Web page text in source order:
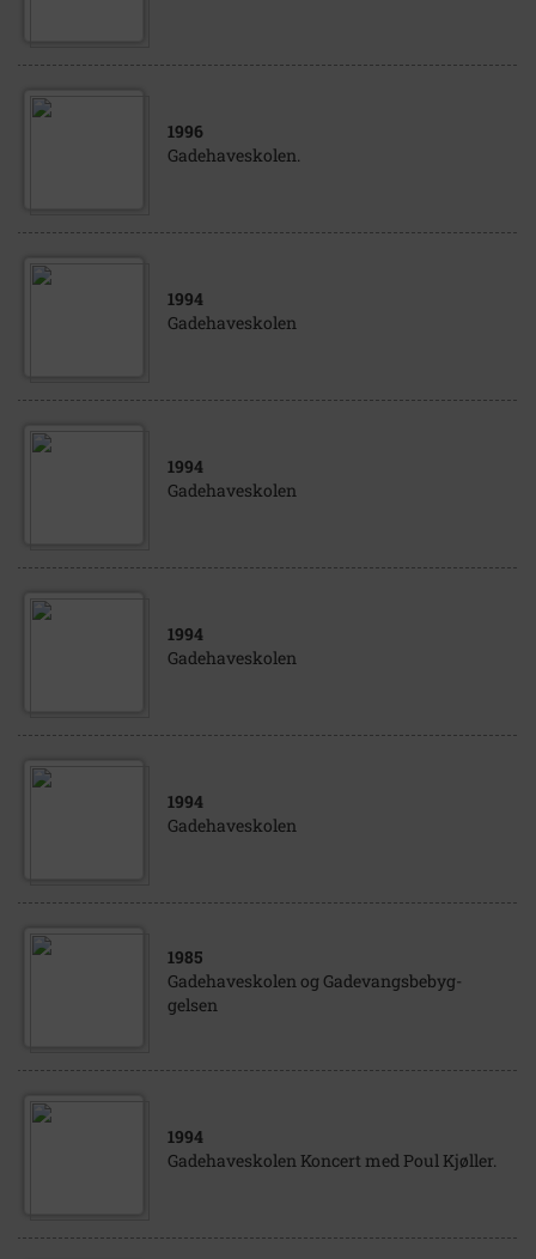
1996
Gadehaveskolen.
1994
Gadehaveskolen
1994
Gadehaveskolen
1994
Gadehaveskolen
1994
Gadehaveskolen
1985
Gadehaveskolen og Gadevangsbebyg-
gelsen
1994
Gadehaveskolen Koncert med Poul Kjøller.